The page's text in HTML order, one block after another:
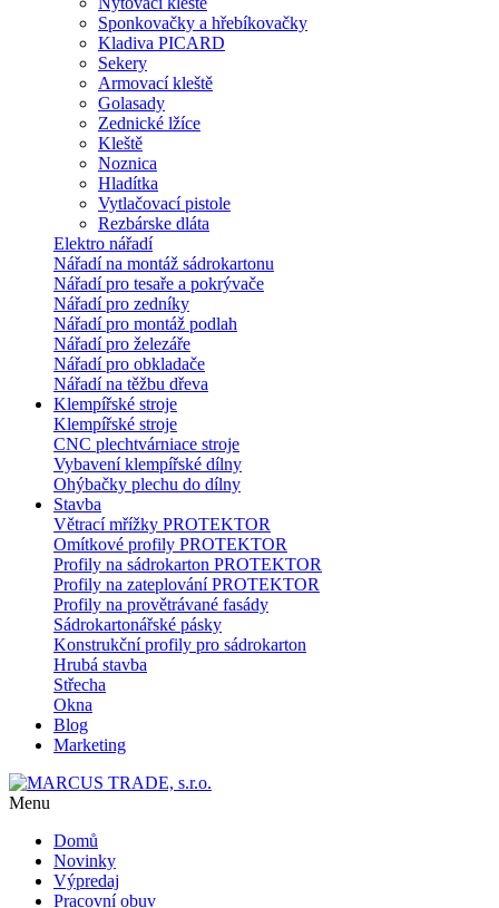
Sponkovačky a hřebíkovačky
Kladiva PICARD
Sekery
Armovací kleště
Golasady
Zednické lžíce
Kleště
Noznica
Hladítka
Vytlačovací pistole
Rezbárske dláta
Elektro nářadí
Nářadí na montáž sádrokartonu
Nářadí pro tesaře a pokrývače
Nářadí pro zedníky
Nářadí pro montáž podlah
Nářadí pro železáře
Nářadí pro obkladače
Nářadí na těžbu dřeva
Klempířské stroje
Klempířské stroje
CNC plechtvárniace stroje
Vybavení klempířské dílny
Ohýbačky plechu do dílny
Stavba
Větrací mřížky PROTEKTOR
Omítkové profily PROTEKTOR
Profily na sádrokarton PROTEKTOR
Profily na zateplování PROTEKTOR
Profily na provětrávané fasády
Sádrokartonářské pásky
Konstrukční profily pro sádrokarton
Hrubá stavba
Střecha
Okna
Blog
Marketing
Menu
Domů
Novinky
Výpredaj
Pracovní obuv